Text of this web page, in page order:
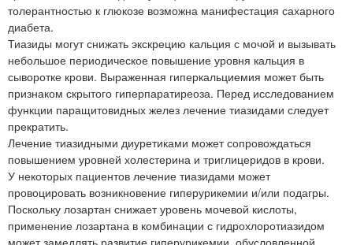
толерантностью к глюкозе возможна манифестация сахарного
диабета.
Тиазиды могут снижать экскрецию кальция с мочой и вызывать
небольшое периодическое повышение уровня кальция в
сыворотке крови. Выраженная гиперкальциемия может быть
признаком скрытого гиперпаратиреоза. Перед исследованием
функции паращитовидных желез лечение тиазидами следует
прекратить.
Лечение тиазидными диуретиками может сопровождаться
повышением уровней холестерина и триглицеридов в крови.
У некоторых пациентов лечение тиазидами может
провоцировать возникновение гиперурикемии и/или подагры.
Поскольку лозартан снижает уровень мочевой кислоты,
применение лозартана в комбинации с гидрохлоротиазидом